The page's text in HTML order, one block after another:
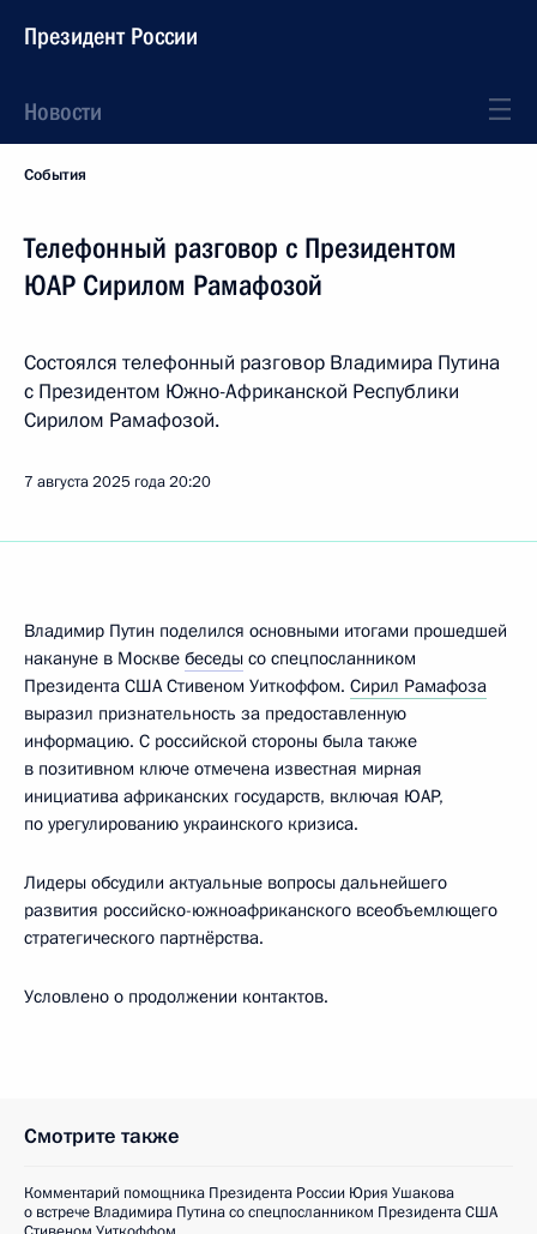
Президент России
Новости
События
Телефонный разговор с Президентом
ЮАР Сирилом Рамафозой
Состоялся телефонный разговор Владимира Путина
с Президентом Южно-Африканской Республики
Сирилом Рамафозой.
7 августа 2025 года20:20
Владимир Путин поделился основными итогами прошедшей
накануне в Москве беседы со спецпосланником
Президента США Стивеном Уиткоффом. Сирил Рамафоза
выразил признательность за предоставленную
информацию. С российской стороны была также
в позитивном ключе отмечена известная мирная
инициатива африканских государств, включая ЮАР,
по урегулированию украинского кризиса.
Лидеры обсудили актуальные вопросы дальнейшего
развития российско-южноафриканского всеобъемлющего
стратегического партнёрства.
Условлено о продолжении контактов.
Смотрите также
Комментарий помощника Президента России Юрия Ушакова
о встрече Владимира Путина со спецпосланником Президента США